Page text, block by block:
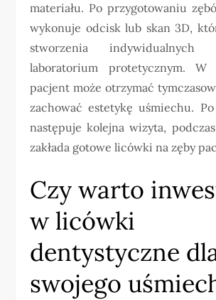
materiału. Po przygotowaniu
wykonuje odcisk lub skan 3D,
stworzenia
laboratorium protetycznym. W
pacjent może otrzymać
zachować estetykę uśmiechu.
następuje kolejna wizyta,
zakłada gotowe licówki na zęby
Czy warto
w licówki
dentystyczne
swojego